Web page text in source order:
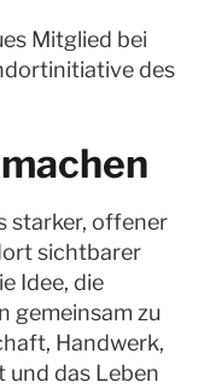
Mitglied bei
des
starker, offener
sichtbarer
Idee, die
gemeinsam zu
Handwerk,
und das Leben